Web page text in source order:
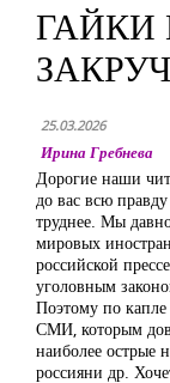
ГАЙКИ
25.03.2026
Ирина Гребнева
Дорогие наши
до вас всю
труднее. Мы
мировых
российской
уголовным
Поэтому по
СМИ, которым
наиболее острые
россияни др.